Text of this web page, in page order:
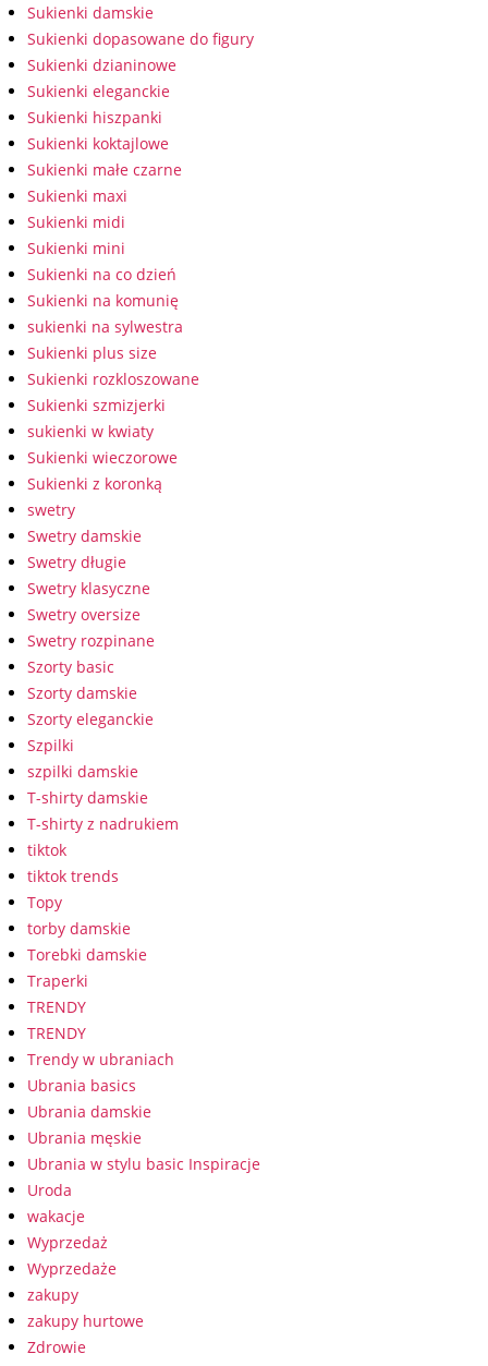
Sukienki damskie
Sukienki dopasowane do figury
Sukienki dzianinowe
Sukienki eleganckie
Sukienki hiszpanki
Sukienki koktajlowe
Sukienki małe czarne
Sukienki maxi
Sukienki midi
Sukienki mini
Sukienki na co dzień
Sukienki na komunię
sukienki na sylwestra
Sukienki plus size
Sukienki rozkloszowane
Sukienki szmizjerki
sukienki w kwiaty
Sukienki wieczorowe
Sukienki z koronką
swetry
Swetry damskie
Swetry długie
Swetry klasyczne
Swetry oversize
Swetry rozpinane
Szorty basic
Szorty damskie
Szorty eleganckie
Szpilki
szpilki damskie
T-shirty damskie
T-shirty z nadrukiem
tiktok
tiktok trends
Topy
torby damskie
Torebki damskie
Traperki
TRENDY
TRENDY
Trendy w ubraniach
Ubrania basics
Ubrania damskie
Ubrania męskie
Ubrania w stylu basic Inspiracje
Uroda
wakacje
Wyprzedaż
Wyprzedaże
zakupy
zakupy hurtowe
Zdrowie